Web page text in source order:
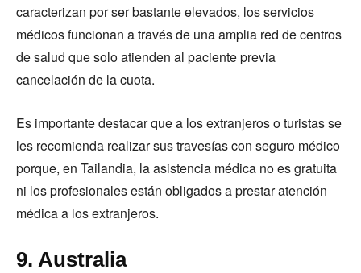
caracterizan por ser bastante elevados, los servicios
médicos funcionan a través de una amplia red de centros
de salud que solo atienden al paciente previa
cancelación de la cuota.
Es importante destacar que a los extranjeros o turistas se
les recomienda realizar sus travesías con seguro médico
porque, en Tailandia, la asistencia médica no es gratuita
ni los profesionales están obligados a prestar atención
médica a los extranjeros.
9. Australia